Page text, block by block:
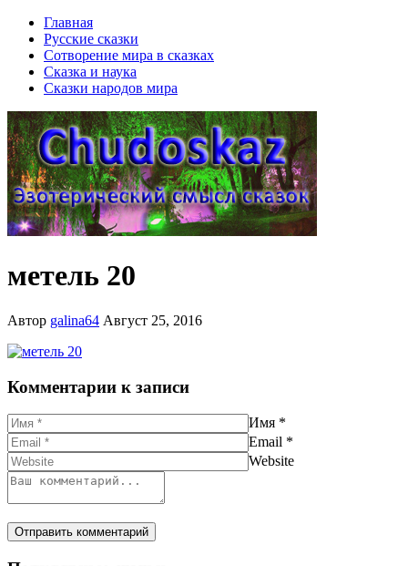
Главная
Русские сказки
Сотворение мира в сказках
Сказка и наука
Сказки народов мира
метель 20
Автор galina64 Август 25, 2016
Комментарии к записи
Имя *
Email *
Website